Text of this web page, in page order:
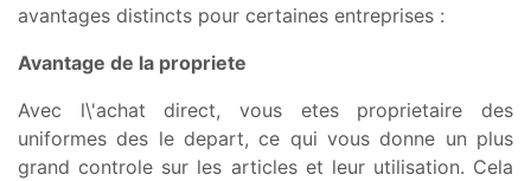
avantages distincts pour certaines entreprises :
Avantage de la propriete
Avec l\'achat direct, vous etes proprietaire des
uniformes des le depart, ce qui vous donne un plus
grand controle sur les articles et leur utilisation. Cela